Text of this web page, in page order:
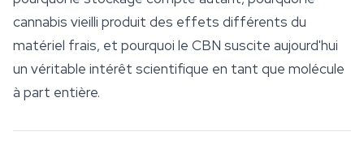
cannabis vieilli produit des effets différents du
matériel frais, et pourquoi le CBN suscite aujourd'hui
un véritable intérêt scientifique en tant que molécule
à part entière.